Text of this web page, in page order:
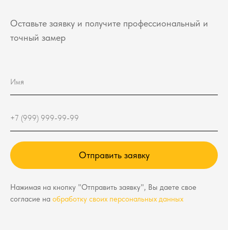
Оставьте заявку и получите профессиональный и
точный замер
Отправить заявку
Нажимая на кнопку "Отправить заявку", Вы даете свое
согласие на обработку своих персональных данных